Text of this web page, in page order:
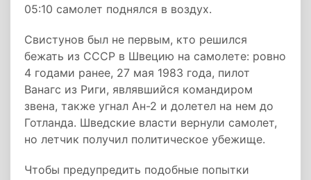
05:10 самолет поднялся в воздух.
Свистунов был не первым, кто решился
бежать из СССР в Швецию на самолете: ровно
4 годами ранее, 27 мая 1983 года, пилот
Ванагс из Риги, являвшийся командиром
звена, также угнал Ан-2 и долетел на нем до
Готланда. Шведские власти вернули самолет,
но летчик получил политическое убежище.
Чтобы предупредить подобные попытки